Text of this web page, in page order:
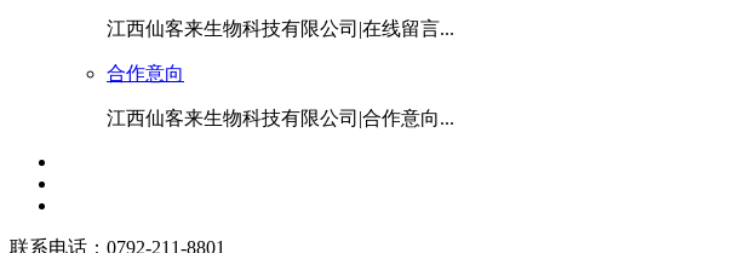
江西仙客来生物科技有限公司|在线留言...
合作意向
江西仙客来生物科技有限公司|合作意向...
联系电话：0792-211-8801